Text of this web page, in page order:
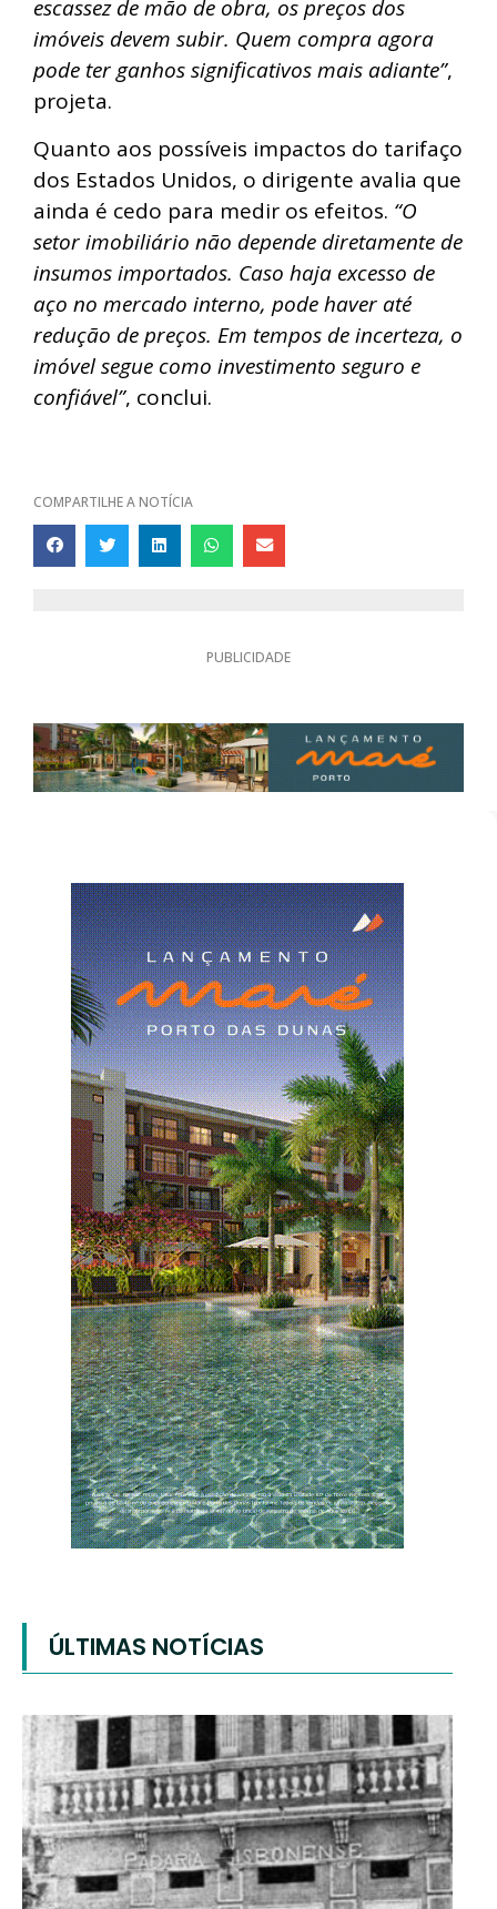
escassez de mão de obra, os preços dos
imóveis devem subir. Quem compra agora
pode ter ganhos significativos mais adiante”,
projeta.
Quanto aos possíveis impactos do tarifaço
dos Estados Unidos, o dirigente avalia que
ainda é cedo para medir os efeitos. “O
setor imobiliário não depende diretamente de
insumos importados. Caso haja excesso de
aço no mercado interno, pode haver até
redução de preços. Em tempos de incerteza, o
imóvel segue como investimento seguro e
confiável”, conclui.
COMPARTILHE A NOTÍCIA
PUBLICIDADE
ÚLTIMAS NOTÍCIAS